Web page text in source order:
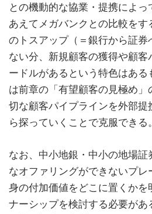
との機動的な協業・提携によっ
あえてメガバンクとの比較を
のトスアップ（＝銀行から証
ない分、新規顧客の獲得や顧
ードルがあるという特色はある
は前章の「有望顧客の見極め
切な顧客パイプラインを外部
ら探っていくことで克服できる。
なお、中小地銀・中小の地場
なオファリングができないプレ
身の付加価値をどこに置くかを
ナーシップを検討する必要があ